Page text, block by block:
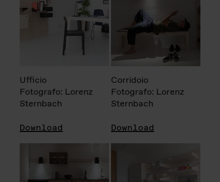
Ufficio
Fotografo: Lorenz
Sternbach
Download
Corridoio
Fotografo: Lorenz
Sternbach
Download